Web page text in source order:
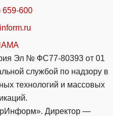
659-600
Эл № ФС77-80393 от 01
службой по надзору в
технологий и массовых
Директор —